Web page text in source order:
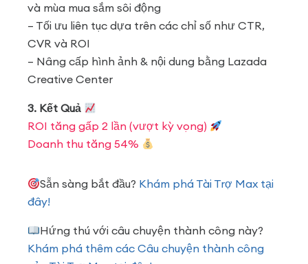
và mùa mua sắm sôi động
– Tối ưu liên tục dựa trên các chỉ số như CTR,
CVR và ROI
– Nâng cấp hình ảnh & nội dung bằng Lazada
Creative Center
3. Kết Quả
ROI tăng gấp 2 lần (vượt kỳ vọng)
Doanh thu tăng 54%
Sẵn sàng bắt đầu? Khám phá Tài Trợ Max tại
đây!
Hứng thú với câu chuyện thành công này?
Khám phá thêm các Câu chuyện thành công